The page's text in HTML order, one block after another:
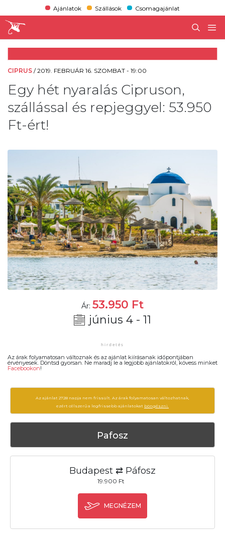
Ajánlatok Szállások Csomagajánlat
CIPRUS /2019. FEBRUÁR 16. SZOMBAT - 19:00
Egy hét nyaralás Cipruson,
szállással és repjeggyel: 53.950
Ft-ért!
Ár: 53.950 Ft
június 4 - 11
Az árak folyamatosan változnak és az ajánlat kiírásanak időpontjában
érvényesek. Döntsd gyorsan. Ne maradj le a legjobb ajánlatokról, kövess minket
Facebookon!
Az ajánlat 2728 napja nem frissült. Az árak folyamatosan változhatnak,
ezért célszerű a legfrissebb ajánlatokat böngészni.
Pafosz
Budapest ⇄ Páfosz
19.900 Ft
MEGNÉZEM